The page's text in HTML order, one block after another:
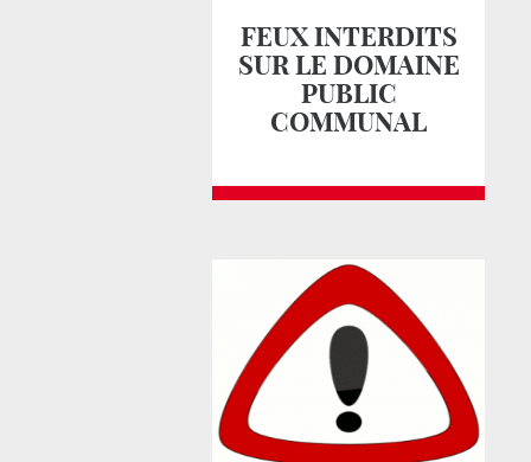
FEUX INTERDITS
SUR LE DOMAINE
PUBLIC
COMMUNAL